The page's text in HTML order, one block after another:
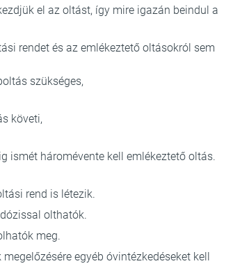
el az oltást, így mire igazán beindul a
rendet és az emlékeztető oltásokról sem
szükséges,
követi,
ismét háromévente kell emlékeztető oltás.
rend is létezik.
olthatók.
meg.
egyéb óvintézkedéseket kell